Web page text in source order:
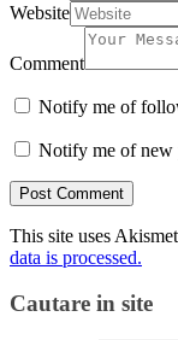
Website
Comment
Notify me of
Notify me of new
This site uses
data is processed.
Cautare in site